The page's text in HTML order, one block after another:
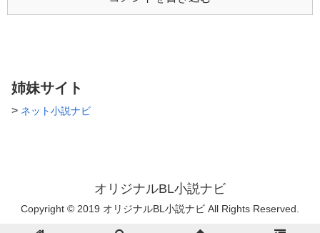
姉妹サイト
> ネット小説ナビ
オリジナルBL小説ナビ
Copyright © 2019 オリジナルBL小説ナビ All Rights Reserved.